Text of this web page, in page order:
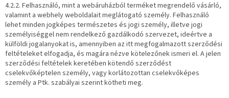
4.2.2. Felhasználó, mint a webáruházból terméket megrendelő vásárló,
valamint a webhely weboldalait meglátogató személy. Felhasználó
lehet minden jogképes természetes és jogi személy, illetve jogi
személyiséggel nem rendelkező gazdálkodó szervezet, ideértve a
külföldi jogalanyokat is, amennyiben az itt megfogalmazott szerződési
feltételeket elfogadja, és magára nézve kötelezőnek ismeri el. A jelen
szerződési feltételek keretében kötendő szerződést
cselekvőképtelen személy, vagy korlátozottan cselekvőképes
személy a Ptk. szabályai szerint kötheti meg.